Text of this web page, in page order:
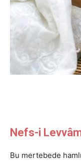
Nefs-i
Bu mertebede